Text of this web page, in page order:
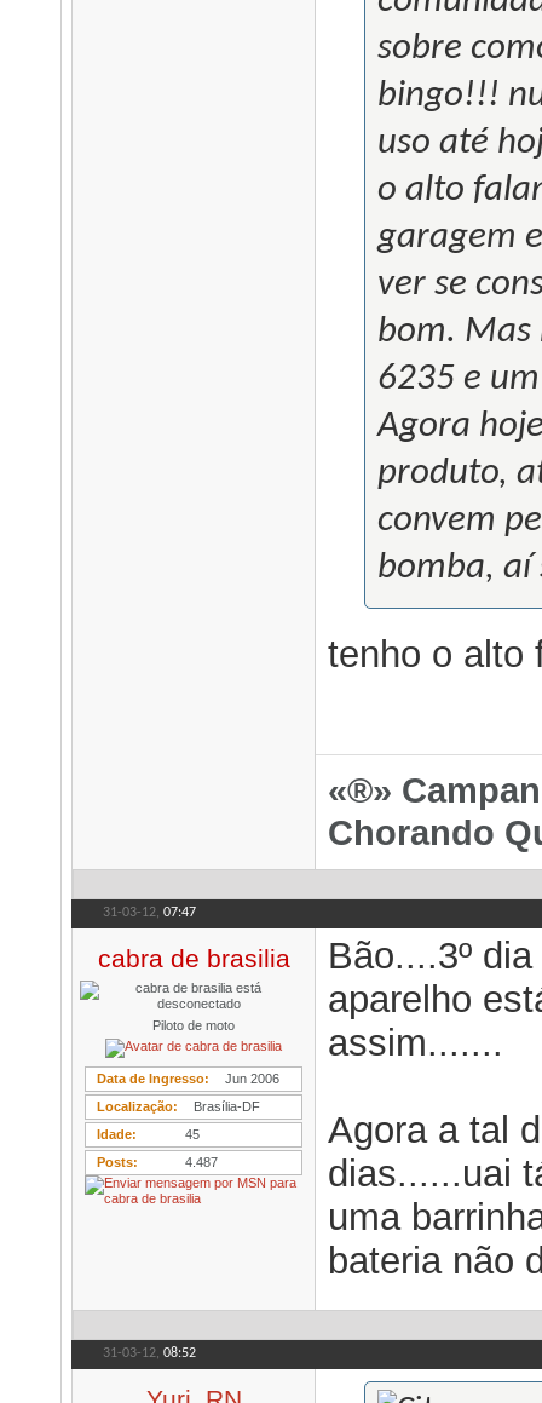
sobre
bingo!!!
uso até
o alto
garagem
ver se
bom. Mas
6235 e
Agora
produto,
convem
bomba, aí
tenho o alto
«®»
Chorando
31-03-12, 07:47
cabra de brasilia
Piloto de moto
Data de Ingresso
Jun 2006
Localização
Brasília-DF
Idade
45
Posts
4.487
Bão....3º
aparelho
assim.......
Agora a tal
dias......uai
uma
bateria não
31-03-12, 08:52